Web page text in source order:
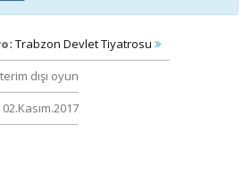
Trabzon Devlet Tiyatrosu
dışı oyun
02.Kasım.2017